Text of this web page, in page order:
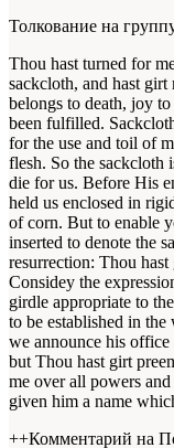
Толкование на
Thou hast turned for
sackcloth, and hast
belongs to death, joy
been fulfilled.
for the use and toil of
flesh. So the sackcloth
die for us. Before His
held us enclosed in
of corn. But to enable
inserted to denote the
resurrection: Thou
Considey the
girdle appropriate to
to be established in
we announce his
but Thou hast girt
me over all powers
given him a name
++Комментарий на